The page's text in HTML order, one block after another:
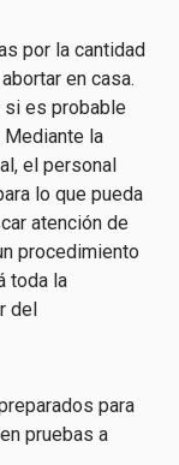
por la cantidad
en casa.
si es probable
Mediante la
el personal
lo que pueda
atención de
procedimiento
toda la
del
para
pruebas a